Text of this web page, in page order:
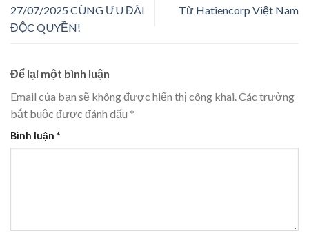
27/07/2025 CÙNG ƯU ĐÃI
ĐỘC QUYỀN!
Từ Hatiencorp Việt Nam
Để lại một bình luận
Email của bạn sẽ không được hiển thị công khai.Các trường
bắt buộc được đánh dấu *
Bình luận *